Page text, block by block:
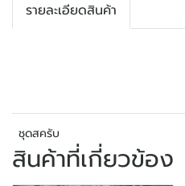
รายละเอียดสินค้า
ชุดสครับ
สินค้าที่เกี่ยวข้อง